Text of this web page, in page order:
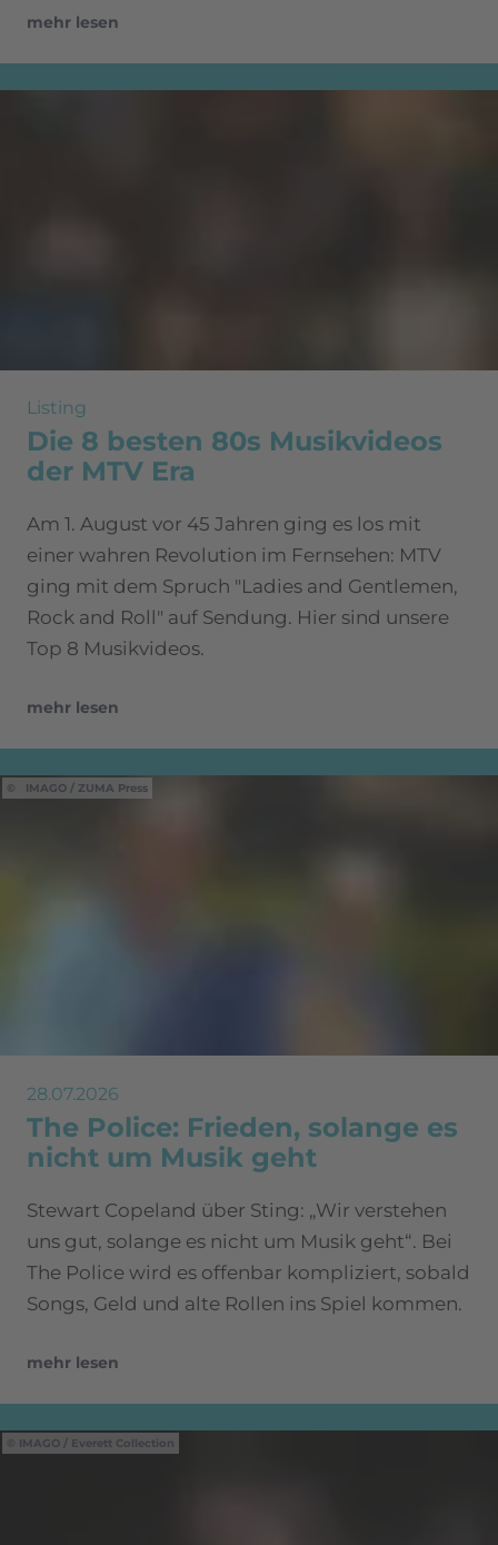
mehr lesen
Listing
Die 8 besten 80s Musikvideos
der MTV Era
Am 1. August vor 45 Jahren ging es los mit
einer wahren Revolution im Fernsehen: MTV
ging mit dem Spruch "Ladies and Gentlemen,
Rock and Roll" auf Sendung. Hier sind unsere
Top 8 Musikvideos.
mehr lesen
IMAGO / ZUMA Press
28.07.2026
The Police: Frieden, solange es
nicht um Musik geht
Stewart Copeland über Sting: „Wir verstehen
uns gut, solange es nicht um Musik geht“. Bei
The Police wird es offenbar kompliziert, sobald
Songs, Geld und alte Rollen ins Spiel kommen.
mehr lesen
IMAGO / Everett Collection